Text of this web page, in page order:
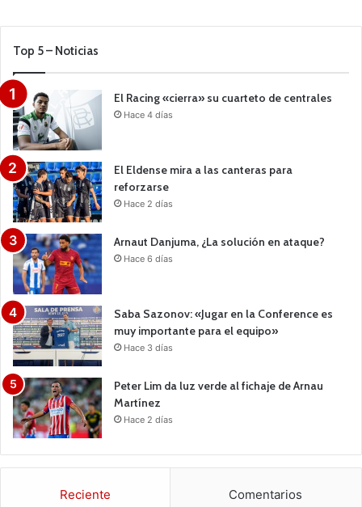
Top 5 – Noticias
El Racing «cierra» su cuarteto de centrales
Hace 4 días
El Eldense mira a las canteras para
reforzarse
Hace 2 días
Arnaut Danjuma, ¿La solución en ataque?
Hace 6 días
Saba Sazonov: «Jugar en la Conference es
muy importante para el equipo»
Hace 3 días
Peter Lim da luz verde al fichaje de Arnau
Martínez
Hace 2 días
Reciente Comentarios